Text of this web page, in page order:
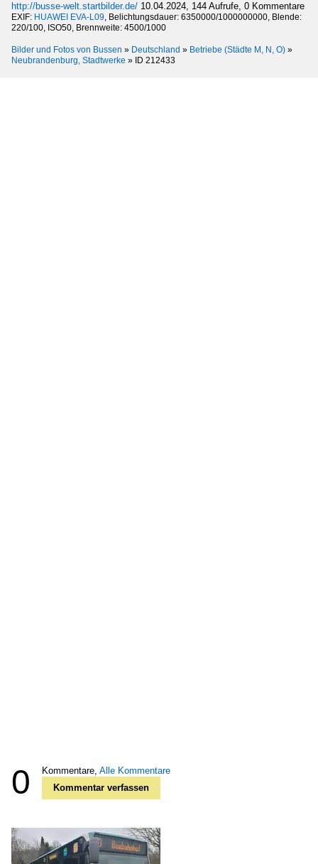
http://busse-welt.startbilder.de/ 10.04.2024, 144 Aufrufe, 0 Kommentare
EXIF: HUAWEI EVA-L09, Belichtungsdauer: 6350000/1000000000, Blende:
220/100, ISO50, Brennweite: 4500/1000
Bilder und Fotos von Bussen » Deutschland » Betriebe (Städte M, N, O) »
Neubrandenburg, Stadtwerke » ID 212433
0 Kommentare, Alle Kommentare
Kommentar verfassen